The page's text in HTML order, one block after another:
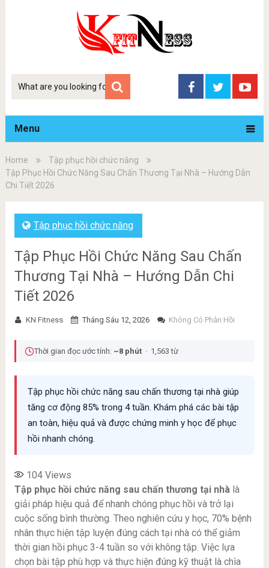
Tim
Menu
Home
Tập phục hồi chức năng
Tập Phục Hồi Chức Năng Sau Chấn Thương Tại Nhà – Hướng Dẫn
Chi Tiết 2026
Tập phục hồi chức năng
Tập Phục Hồi Chức Năng Sau Chấn
Thương Tại Nhà – Hướng Dẫn Chi
Tiết 2026
KN Fitness Tháng Sáu 12, 2026 Không Có Phản Hồi
Thời gian đọc ước tính: ~8 phút· 1,563 từ
Tập phục hồi chức năng sau chấn thương tại nhà giúp
tăng cơ động 85% trong 4 tuần. Khám phá các bài tập
an toàn, hiệu quả và được chứng minh y học để phục
hồi nhanh chóng.
104Views
Tập phục hồi chức năng sau chấn thương tại nhàlà
giải pháp hiệu quả để nhanh chóng phục hồi và trở lại
cuộc sống bình thường. Theo nghiên cứu y học, 70% bệnh
nhân thực hiện tập luyện đúng cách tại nhà có thể giảm
thời gian hồi phục 3-4 tuần so với không tập. Việc lựa
chọn bài tập phù hợp và thực hiện đúng kỹ thuật là chìa